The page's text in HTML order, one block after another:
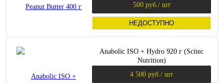
500 руб. / шт
НЕДОСТУПНО
Anabolic ISO + Hydro 920 г (Scitec
Nutrition)
4 500 руб. / шт